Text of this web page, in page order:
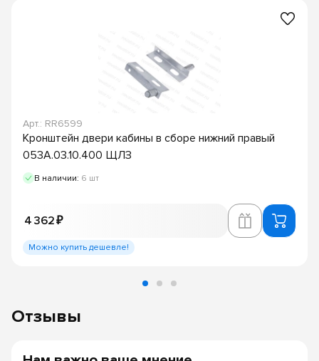
Арт.: RR6599
Кронштейн двери кабины в сборе нижний правый
053А.03.10.400 ЩЛЗ
В наличии: 6 шт
4 362 ₽
Можно купить дешевле!
Отзывы